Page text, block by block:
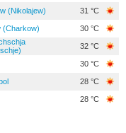
(Nikolajew) 31 °C
(Charkow) 30 °C
32 °C
30 °C
28 °C
28 °C